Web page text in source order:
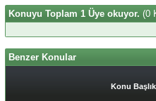
Konuyu Toplam 1 Üye okuyor. (0
Benzer Konular
Konu